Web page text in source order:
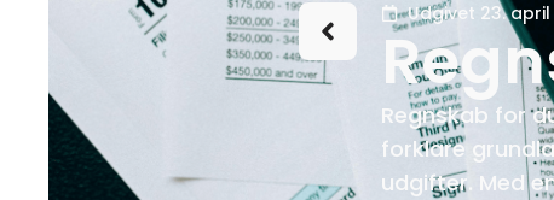
Udgivet 23. april
Regnskab for
forklare
udgifter. Med